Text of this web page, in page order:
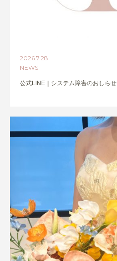
2026.7.28
NEWS
公式LINE｜システム障害のおしらせ